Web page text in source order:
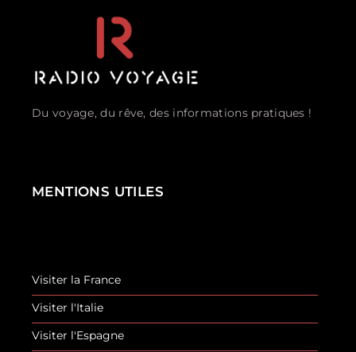
Du voyage, du rêve, des informations pratiques !
MENTIONS UTILES
Visiter la France
Visiter l'Italie
Visiter l'Espagne